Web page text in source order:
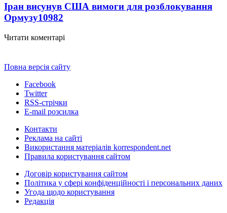
Іран висунув США вимоги для розблокування
Ормузу10982
Читати коментарі
Повна версія сайту
Facebook
Twitter
RSS-стрічки
E-mail розсилка
Контакти
Реклама на сайті
Використання матеріалів korrespondent.net
Правила користування сайтом
Договір користування сайтом
Політика у сфері конфіденційності і персональних даних
Угода щодо користування
Редакція